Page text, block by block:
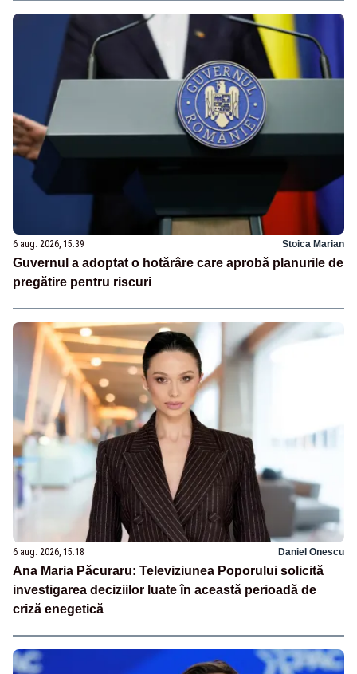
6 aug. 2026, 15:39 Stoica Marian
Guvernul a adoptat o hotărâre care aprobă planurile de
pregătire pentru riscuri
6 aug. 2026, 15:18 Daniel Onescu
Ana Maria Păcuraru: Televiziunea Poporului solicită
investigarea deciziilor luate în această perioadă de
criză enegetică